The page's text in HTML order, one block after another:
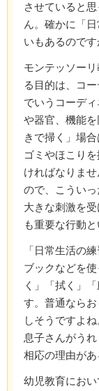
させていると
ん。確かに「
いもあるのです
モンテッソー
る目的は、コ
でいうコーデ
や器官、機能
きで掃く」場
ゴミやほこり
ければなりま
ので、こうい
大きな刺激を
も重要な行動と
「日常生活の
ブックなどを
く」「拭く」
す。普通なら
しそうですよ
息子さんがう
相応の理由があ
幼児教育にお